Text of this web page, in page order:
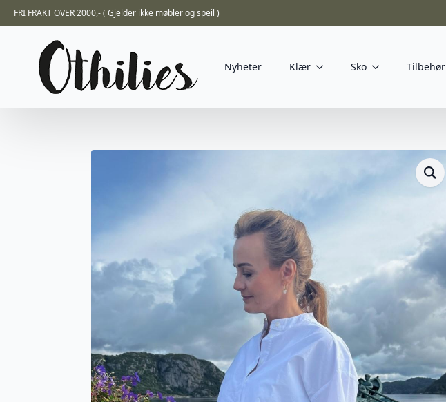
FRI FRAKT OVER 2000,- ( Gjelder ikke møbler og speil )
Nyheter Klær Sko Tilbehør